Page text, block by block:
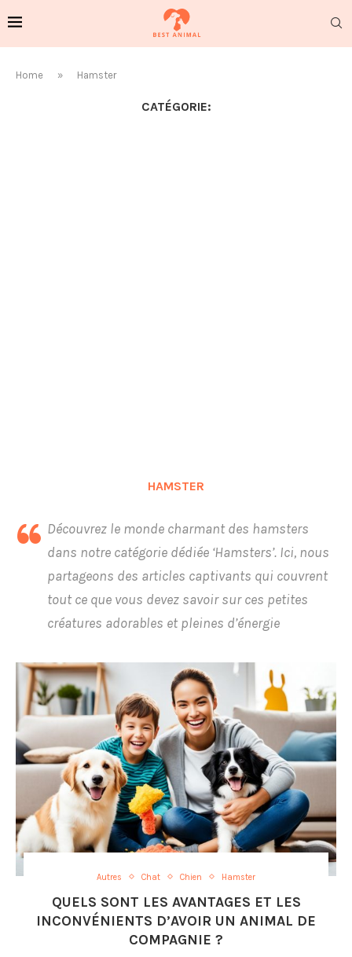
Home » Hamster
CATÉGORIE:
HAMSTER
Découvrez le monde charmant des hamsters
dans notre catégorie dédiée ‘Hamsters’. Ici, nous
partageons des articles captivants qui couvrent
tout ce que vous devez savoir sur ces petites
créatures adorables et pleines d’énergie
Autres Chat Chien Hamster
QUELS SONT LES AVANTAGES ET LES
INCONVÉNIENTS D’AVOIR UN ANIMAL DE
COMPAGNIE ?